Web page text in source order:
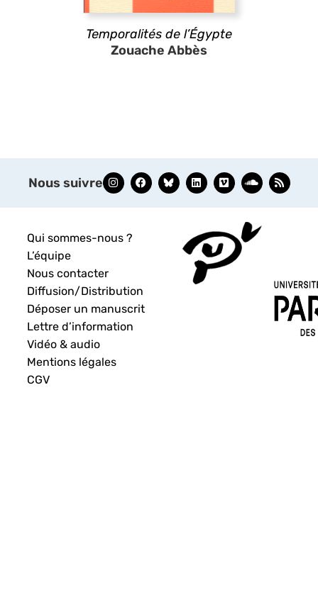
Temporalités de l’Égypte
Zouache Abbès
Nous suivre
Qui sommes-nous ?
L’équipe
Nous contacter
Diffusion/Distribution
Déposer un manuscrit
Lettre d’information
Vidéo & audio
Mentions légales
CGV